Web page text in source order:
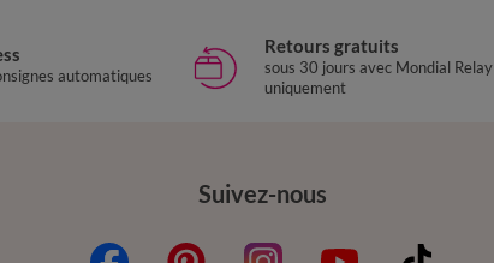
automatiques
Retours gratuits
sous 30 jours avec Mondial Relay
uniquement
Suivez-nous